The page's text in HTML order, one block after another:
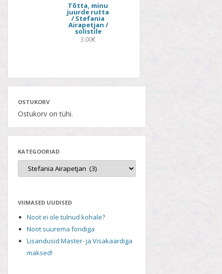
Tõtta, minu
juurde rutta
/ Stefania
Airapetjan /
solistile
3.00€
OSTUKORV
Ostukorv on tühi.
KATEGOORIAD
VIIMASED UUDISED
Noot ei ole tulnud kohale?
Noot suurema fondiga
Lisandusid Master- ja Visakaardiga
maksed!